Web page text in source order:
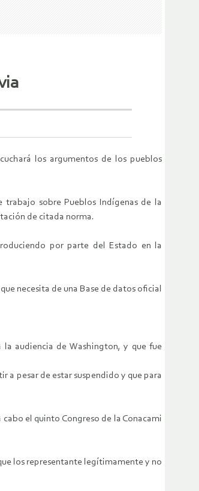
los argumentos de los pueblos
sobre Pueblos Indígenas de la
de citada norma.
por parte del Estado en la
necesita de una Base de datos oficial
la audiencia de Washington, y que fue
a pesar de estar suspendido y que para
el quinto Congreso de la Conacami
los representante legítimamente y no